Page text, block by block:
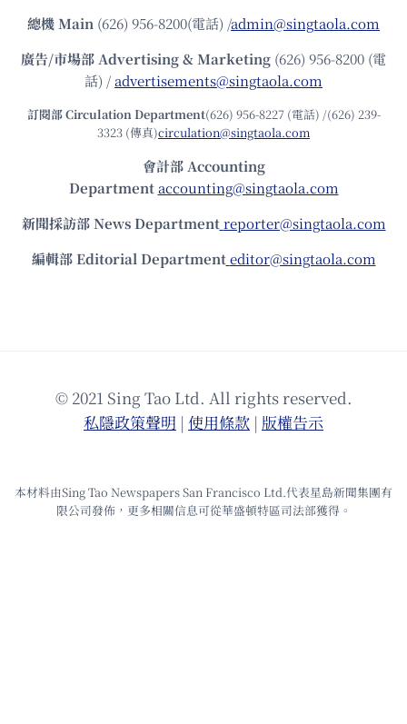
總機Main (626) 956-8200(電話) /admin@singtaola.com
廣告/市場部Advertising & Marketing (626) 956-8200 (電
話) /advertisements@singtaola.com
訂閱部 Circulation Department(626) 956-8227 (電話) /(626) 239-
3323 (傳真)circulation@singtaola.com
會計部 Accounting
Department accounting@singtaola.com
新聞採訪部 News Department reporter@singtaola.com
編輯部 Editorial Department editor@singtaola.com
© 2021 Sing Tao Ltd. All rights reserved.
私隱政策聲明 | 使⽤條款 | 版權告⽰
本材料由Sing Tao Newspapers San Francisco Ltd.代表星島新聞集團有
限公司發佈，更多相關信息可從華盛頓特區司法部獲得。